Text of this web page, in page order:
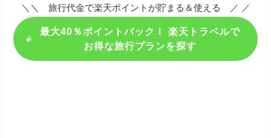
＼＼ 旅行代金で楽天ポイントが貯まる＆使える ／ ／
最大40％ポイントバック！ 楽天トラベルで
お得な旅行プランを探す